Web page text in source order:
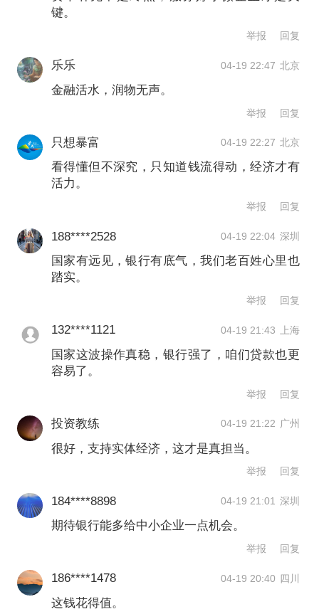
元资本能够撬动约4万亿元的资产扩张，
力支持实体经济和防范金融风险；平均
提升两家银行核心一级资本0.6个百分
度；注资3000亿元相当于0.7年的银行内
生资本补充规模、2.2年的分红规模。
举报
文章作者
第一财经广告合作，
请点击这里
此内容为第一财经原创，著作权归第一财经所有。未经第一财
经书面授权，不得以任何方式加以使用，包括转载、摘编、复
制或建立镜像。第一财经保留追究侵权者法律责任的权利。
如需获得授权请联系第一财经版权部：
banquan@yicai.com
键。
举报 回复
乐乐 04-19 22:47 北京
金融活水，润物无声。
举报 回复
只想暴富 04-19 22:27 北京
看得懂但不深究，只知道钱流得动，经济才有
活力。
举报 回复
188****2528 04-19 22:04 深圳
国家有远见，银行有底气，我们老百姓心里也
踏实。
举报 回复
132****1121 04-19 21:43 上海
国家这波操作真稳，银行强了，咱们贷款也更
容易了。
举报 回复
投资教练 04-19 21:22 广州
很好，支持实体经济，这才是真担当。
举报 回复
184****8898 04-19 21:01 深圳
期待银行能多给中小企业一点机会。
举报 回复
186****1478 04-19 20:40 四川
这钱花得值。